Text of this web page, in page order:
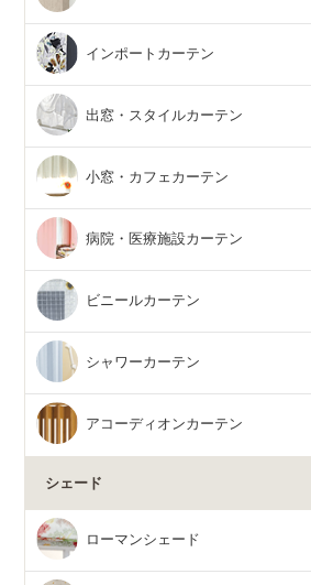
インポートカーテン
出窓・スタイルカーテン
小窓・カフェカーテン
病院・医療施設カーテン
ビニールカーテン
シャワーカーテン
アコーディオンカーテン
シェード
ローマンシェード